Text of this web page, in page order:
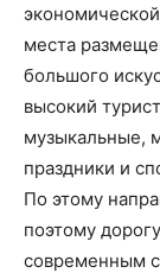
места
большого
высокий
музыкальные,
праздники и
По этому
поэтому
современным